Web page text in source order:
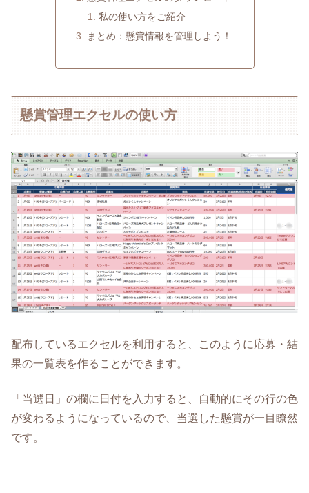
私の使い方をご紹介
まとめ：懸賞情報を管理しよう！
懸賞管理エクセルの使い方
配布しているエクセルを利用すると、このように応募・結
果の一覧表を作ることができます。
「当選日」の欄に日付を入力すると、自動的にその行の色
が変わるようになっているので、当選した懸賞が一目瞭然
です。